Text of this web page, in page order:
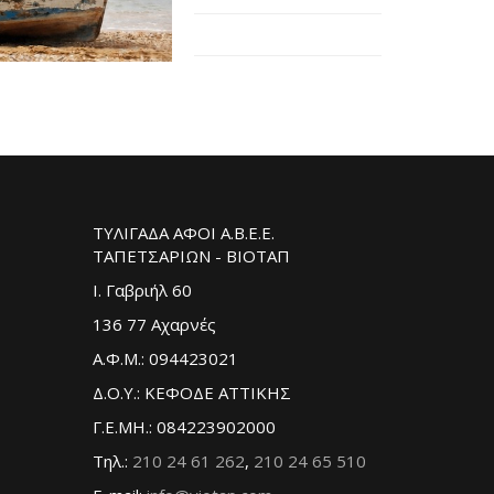
ΤΥΛΙΓΑΔΑ ΑΦΟΙ Α.Β.Ε.Ε.
ΤΑΠΕΤΣΑΡΙΩΝ - ΒΙΟΤΑΠ
Ι. Γαβριήλ 60
136 77 Αχαρνές
Α.Φ.Μ.: 094423021
Δ.Ο.Υ.: ΚΕΦΟΔΕ ΑΤΤΙΚΗΣ
Γ.Ε.ΜΗ.: 084223902000
Τηλ.: 210 24 61 262, 210 24 65 510